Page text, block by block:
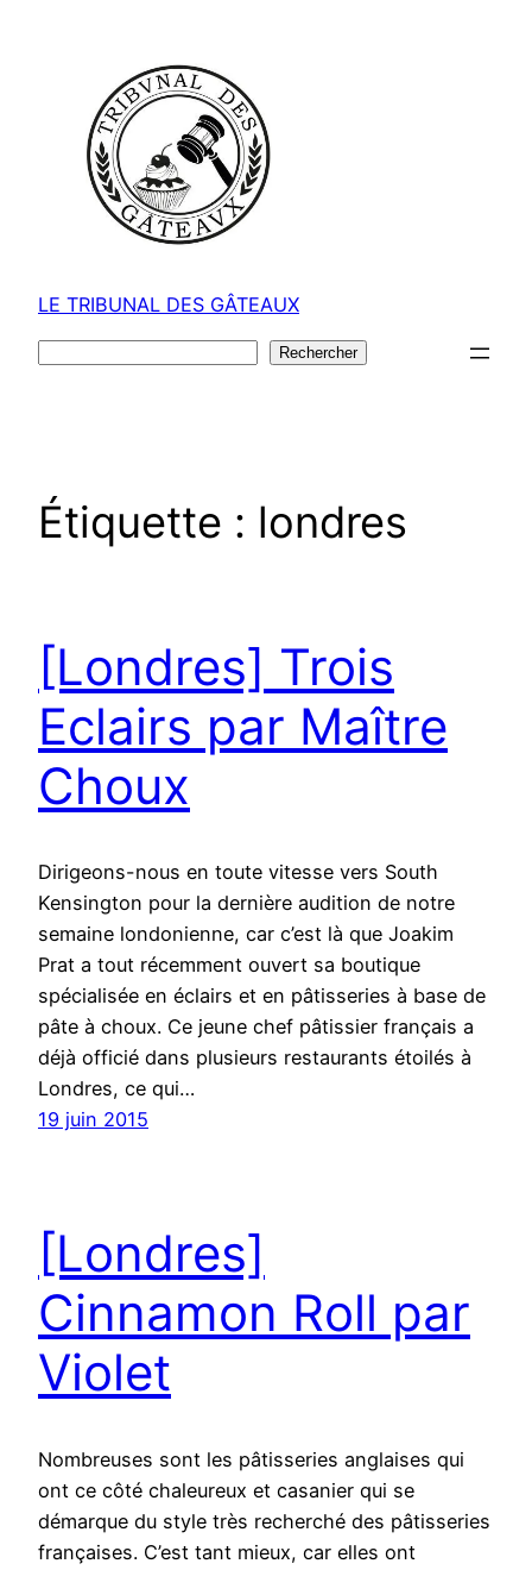
LE TRIBUNAL DES GÂTEAUX
Rechercher
Étiquette : londres
[Londres] Trois
Eclairs par Maître
Choux
Dirigeons-nous en toute vitesse vers South
Kensington pour la dernière audition de notre
semaine londonienne, car c’est là que Joakim
Prat a tout récemment ouvert sa boutique
spécialisée en éclairs et en pâtisseries à base de
pâte à choux. Ce jeune chef pâtissier français a
déjà officié dans plusieurs restaurants étoilés à
Londres, ce qui…
19 juin 2015
[Londres]
Cinnamon Roll par
Violet
Nombreuses sont les pâtisseries anglaises qui
ont ce côté chaleureux et casanier qui se
démarque du style très recherché des pâtisseries
françaises. C’est tant mieux, car elles ont